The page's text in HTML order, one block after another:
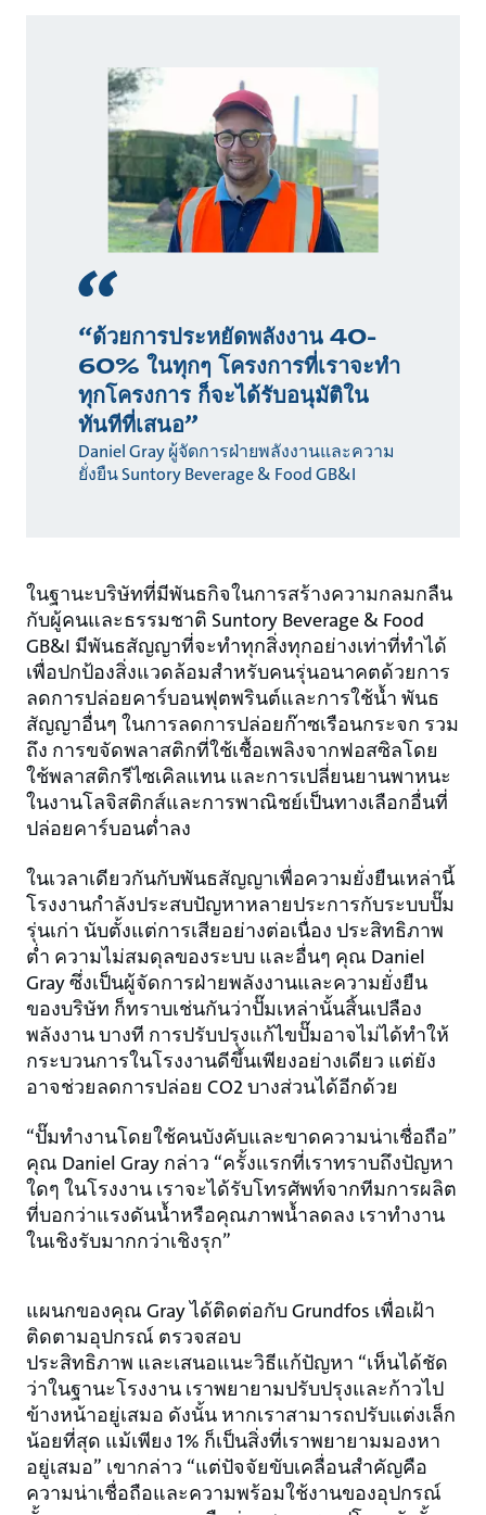
“ด้วยการประหยัดพลังงาน 40-
60% ในทุกๆ โครงการที่เราจะทำ
ทุกโครงการ ก็จะได้รับอนุมัติใน
ทันทีที่เสนอ”
Daniel Gray ผู้จัดการฝ่ายพลังงานและความ
ยั่งยืน Suntory Beverage & Food GB&I
ในฐานะบริษัทที่มีพันธกิจในการสร้างความกลมกลืน
กับผู้คนและธรรมชาติ Suntory Beverage & Food
GB&I มีพันธสัญญาที่จะทำทุกสิ่งทุกอย่างเท่าที่ทำได้
เพื่อปกป้องสิ่งแวดล้อมสำหรับคนรุ่นอนาคตด้วยการ
ลดการปล่อยคาร์บอนฟุตพรินต์และการใช้น้ำ พันธ
สัญญาอื่นๆ ในการลดการปล่อยก๊าซเรือนกระจก รวม
ถึง การขจัดพลาสติกที่ใช้เชื้อเพลิงจากฟอสซิลโดย
ใช้พลาสติกรีไซเคิลแทน และการเปลี่ยนยานพาหนะ
ในงานโลจิสติกส์และการพาณิชย์เป็นทางเลือกอื่นที่
ปล่อยคาร์บอนต่ำลง
ในเวลาเดียวกันกับพันธสัญญาเพื่อความยั่งยืนเหล่านี้
โรงงานกำลังประสบปัญหาหลายประการกับระบบปั๊ม
รุ่นเก่า นับตั้งแต่การเสียอย่างต่อเนื่อง ประสิทธิภาพ
ต่ำ ความไม่สมดุลของระบบ และอื่นๆ คุณ Daniel
Gray ซึ่งเป็นผู้จัดการฝ่ายพลังงานและความยั่งยืน
ของบริษัท ก็ทราบเช่นกันว่าปั๊มเหล่านั้นสิ้นเปลือง
พลังงาน บางที การปรับปรุงแก้ไขปั๊มอาจไม่ได้ทำให้
กระบวนการในโรงงานดีขึ้นเพียงอย่างเดียว แต่ยัง
อาจช่วยลดการปล่อย CO2 บางส่วนได้อีกด้วย
“ปั๊มทำงานโดยใช้คนบังคับและขาดความน่าเชื่อถือ”
คุณ Daniel Gray กล่าว “ครั้งแรกที่เราทราบถึงปัญหา
ใดๆ ในโรงงาน เราจะได้รับโทรศัพท์จากทีมการผลิต
ที่บอกว่าแรงดันน้ำหรือคุณภาพน้ำลดลง เราทำงาน
ในเชิงรับมากกว่าเชิงรุก”
แผนกของคุณ Gray ได้ติดต่อกับ Grundfos เพื่อเฝ้า
ติดตามอุปกรณ์ ตรวจสอบ
ประสิทธิภาพ และเสนอแนะวิธีแก้ปัญหา “เห็นได้ชัด
ว่าในฐานะโรงงาน เราพยายามปรับปรุงและก้าวไป
ข้างหน้าอยู่เสมอ ดังนั้น หากเราสามารถปรับแต่งเล็ก
น้อยที่สุด แม้เพียง 1% ก็เป็นสิ่งที่เราพยายามมองหา
อยู่เสมอ” เขากล่าว “แต่ปัจจัยขับเคลื่อนสำคัญคือ
ความน่าเชื่อถือและความพร้อมใช้งานของอุปกรณ์